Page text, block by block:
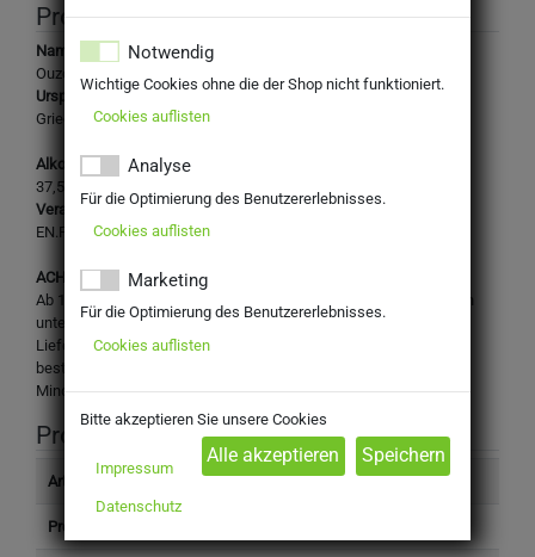
Produktbeschreibung
Name:
Ouzo Kavala 0,7l
Ursprungsland:
Griechenland
Alkoholgehalt:
37,5 %vol.
Verantwortlicher Unternehmer:
EN.PO.KA S.A., Perigiali, 65 201 Kavala, Greece
ACHTUNG:
Ab 18! Dieses Produkt enthält Alkohol und darf nicht an Personen
unter dem gesetzlichen Mindestalter abgegeben werden. Eine
Lieferung an Minderjährige ist nicht möglich. Mit Ihrer Bestellung
bestätigen Sie, dass Sie das gesetzlich vorgeschriebene
Mindestalter haben.
Produktinformation
Artikelnummer 800020
Produkttyp
Notwendig
Wichtige Cookies ohne die der Shop nicht funktioniert.
Cookies auflisten
Analyse
Für die Optimierung des Benutzererlebnisses.
Cookies auflisten
Marketing
Für die Optimierung des Benutzererlebnisses.
Cookies auflisten
Bitte akzeptieren Sie unsere Cookies
Impressum
Datenschutz